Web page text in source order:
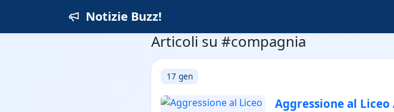
Notizie Buzz!
Articoli su #compagnia
17 gen
Aggressione al